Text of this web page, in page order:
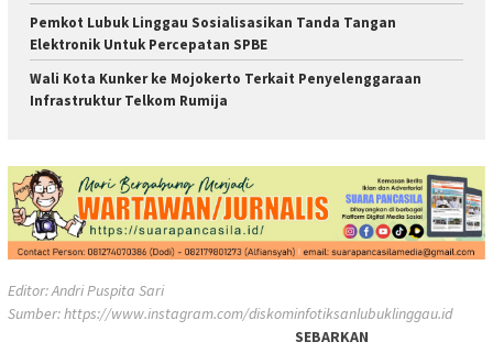
Pemkot Lubuk Linggau Sosialisasikan Tanda Tangan
Elektronik Untuk Percepatan SPBE
Wali Kota Kunker ke Mojokerto Terkait Penyelenggaraan
Infrastruktur Telkom Rumija
Editor: Andri Puspita Sari
Sumber:https://www.instagram.com/diskominfotiksanlubuklinggau.id
SEBARKAN